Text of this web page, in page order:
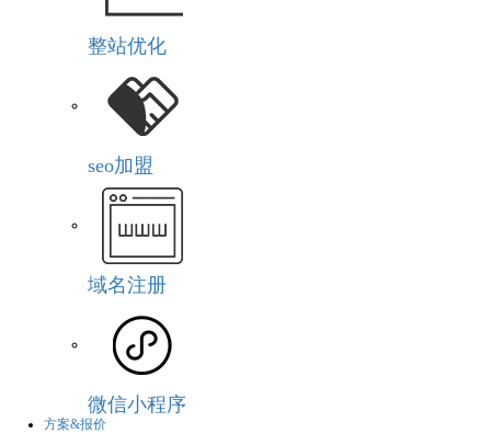
整站优化
seo加盟
域名注册
微信小程序
方案&报价